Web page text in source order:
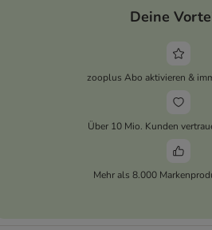
Deine
zooplus Abo aktivieren &
Über 10 Mio. Kunden
Mehr als 8.000